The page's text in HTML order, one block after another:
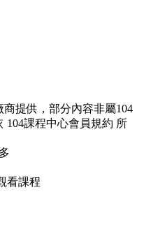
提供，部分內容非屬104
104課程中心會員規約 所
看課程